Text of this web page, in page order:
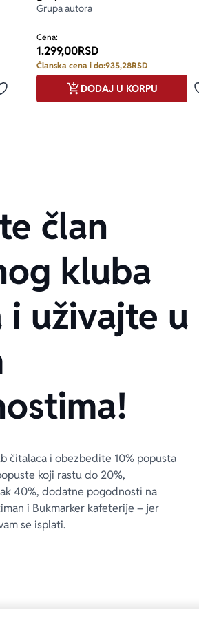
Dodaj u omiljene
Grupa autora
Cena:
1.299,00RSD
Članska cena i do:935,28RSD
DODAJ U KORPU
član
kluba
i uživajte u
čitalaca i obezbedite 10% popusta
koji rastu do 20%,
40%, dodatne pogodnosti na
i Bukmarker kafeterije – jer
se isplati.